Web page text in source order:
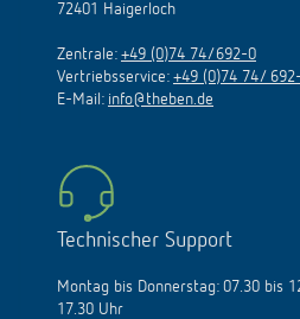
72401 Haigerloch
Zentrale: +49 (0)74 74/692-0
Vertriebsservice: +49 (0)74 74/
E-Mail: info@theben.de
Technischer Support
Montag bis Donnerstag: 07.30 bis
17.30 Uhr